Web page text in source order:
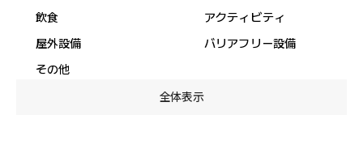
飲食
アクティビティ
屋外設備
バリアフリー設備
その他
全体表示